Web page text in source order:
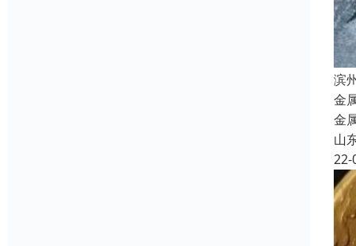
滨
金
金
山
22-